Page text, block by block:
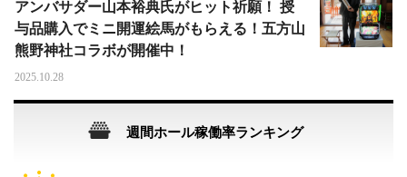
アンバサダー山本裕典氏がヒット祈願！ 授
与品購入でミニ開運絵馬がもらえる！五方山
熊野神社コラボが開催中！
2025.10.28
週間ホール稼働率ランキング